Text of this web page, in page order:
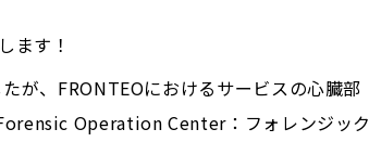
ます！
が、FRONTEOにおけるサービスの心臓部
Operation Center：フォレンジック